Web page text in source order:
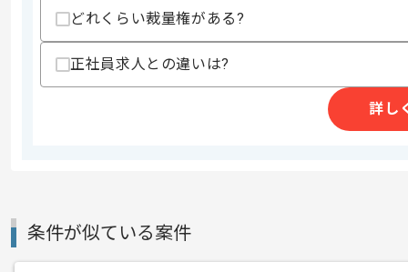
エージェントからのコ
高還元SES事業、ITフリーランスエー
今回はAIエージェント開発品質強化支
どれくらい裁量権がある?
正社員求人との違いは?
詳し
条件が似ている案件